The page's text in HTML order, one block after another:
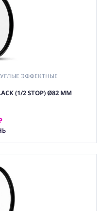
ЭФФЕКТНЫЕ
(1/2 STOP) Ø82 ММ